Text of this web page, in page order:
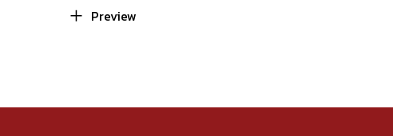
(ประเทศไทย)
(ประเทศไทย)
Preview